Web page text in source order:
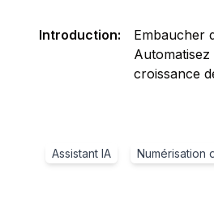
Introduction:
Embaucher
croissance
Assistant IA Numérisation